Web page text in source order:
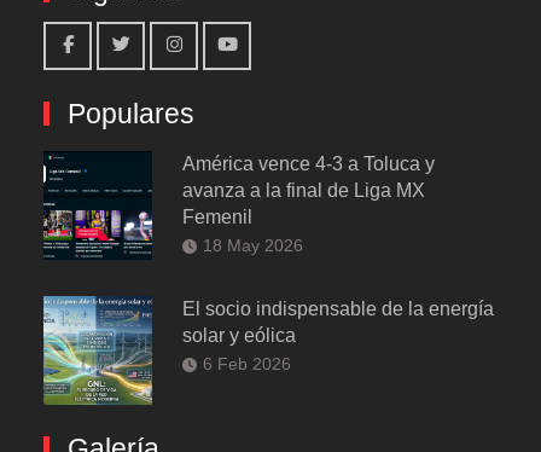
Populares
América vence 4-3 a Toluca y
avanza a la final de Liga MX
Femenil
18 May 2026
El socio indispensable de la energía
solar y eólica
6 Feb 2026